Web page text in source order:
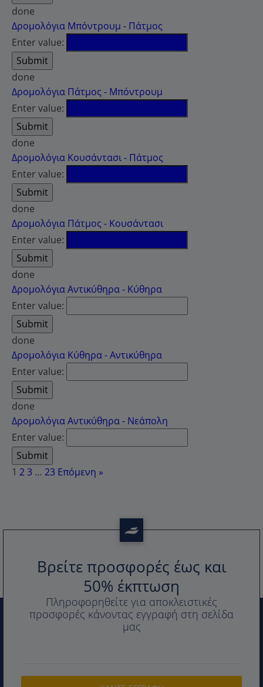
done
Δρομολόγια Μπόντρουμ - Πάτμος
Enter value:
done
Δρομολόγια Πάτμος - Μπόντρουμ
Enter value:
done
Δρομολόγια Κουσάντασι - Πάτμος
Enter value:
done
Δρομολόγια Πάτμος - Κουσάντασι
Enter value:
done
Δρομολόγια Αντικύθηρα - Κύθηρα
Enter value:
done
Δρομολόγια Κύθηρα - Αντικύθηρα
Enter value:
done
Δρομολόγια Αντικύθηρα - Νεάπολη
Enter value:
1 23 … 23 Επόμενη »
Βρείτε προσφορές έως και
50% έκπτωση
Πληροφορηθείτε για αποκλειστικές
προσφορές κάνοντας εγγραφή στη σελίδα
μας